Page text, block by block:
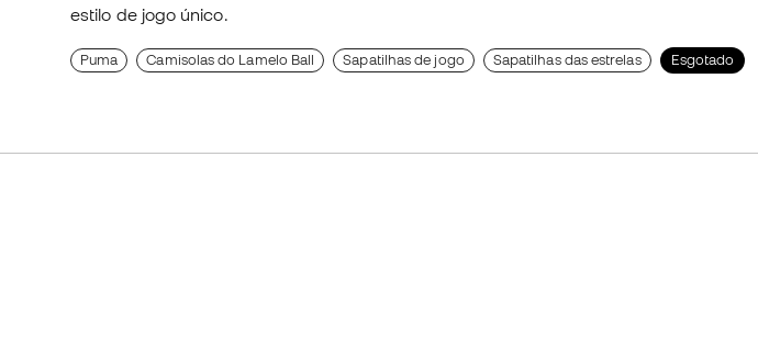
estilo de jogo único.
Puma Camisolas do Lamelo Ball Sapatilhas de jogo Sapatilhas das estrelas Esgotado